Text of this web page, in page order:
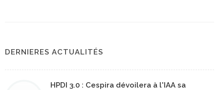
DERNIERES ACTUALITÉS
HPDI 3.0 : Cespira dévoilera à l'IAA sa